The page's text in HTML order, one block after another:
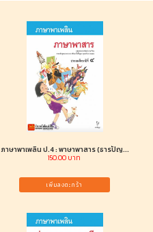
ภาษาพาเพลิน ป.4 : พาษาพาสาร (ธารปัญ...
150.00 บาท
เพิ่มลงตะกร้า